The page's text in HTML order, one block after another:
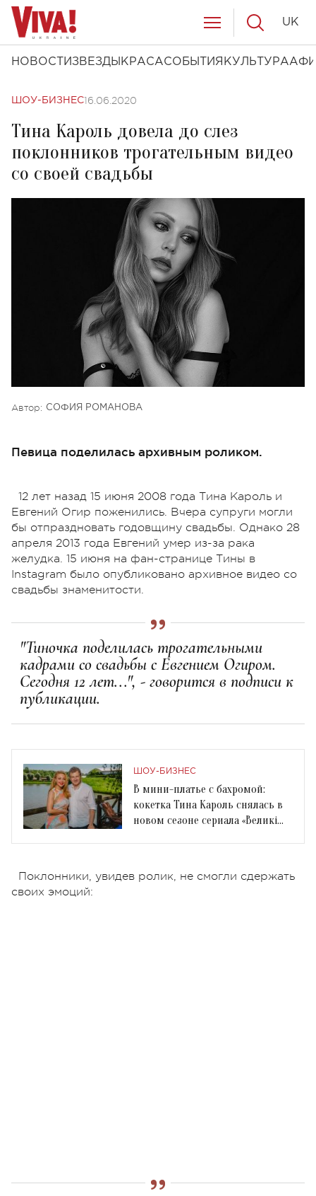
НОВОСТИ ЗВЕЗДЫ КРАСАСОБЫТИЯ КУЛЬТУРА
UK
ШОУ-БИЗНЕС16.06.2020
Тина Кароль довела до слез
поклонников трогательным видео
со своей свадьбы
Автор: СОФИЯ РОМАНОВА
Певица поделилась архивным роликом.
12 лет назад 15 июня 2008 года Тина Кароль и
Евгений Огир поженились. Вчера супруги могли
бы отпраздновать годовщину свадьбы. Однако 28
апреля 2013 года Евгений умер из-за рака
желудка. 15 июня на фан-странице Тины в
Instagram было опубликовано архивное видео со
свадьбы знаменитости.
"Тиночка поделилась трогательными
кадрами со свадьбы с Евгением Огиром.
Сегодня 12 лет...", - говорится в подписи к
публикации.
ШОУ-БИЗНЕС
В мини-платье с бахромой:
кокетка Тина Кароль снялась в
новом сезоне сериала «Великі
Поклонники, увидев ролик, не смогли сдержать
своих эмоций: